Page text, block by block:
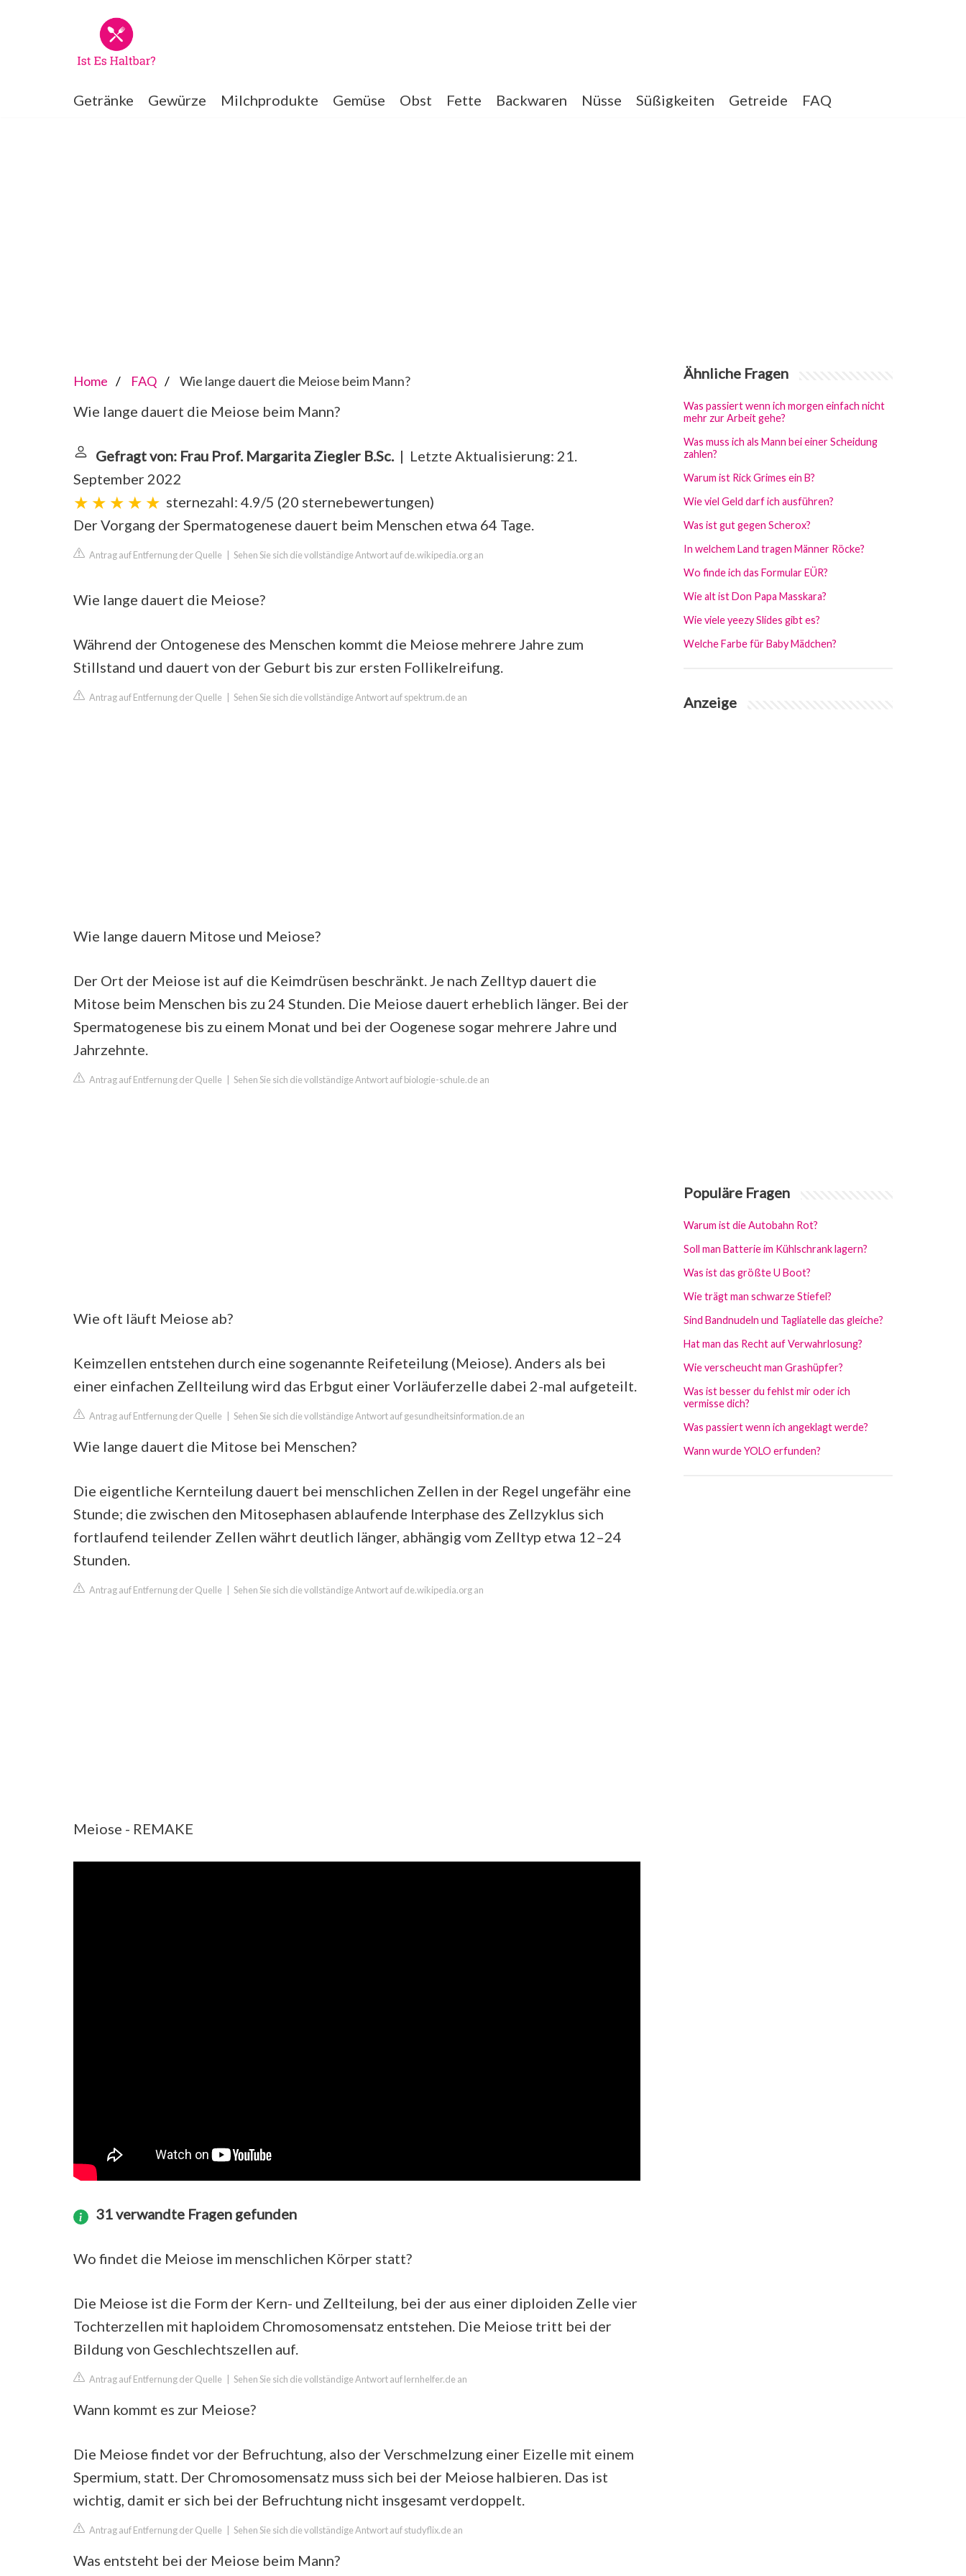
Getränke Gewürze Milchprodukte Gemüse Obst Fette Backwaren Nüsse Süßigkeiten Getreide FAQ
Home FAQ Wie lange dauert die Meiose beim Mann?
Wie lange dauert die Meiose beim Mann?
Gefragt von: Frau Prof. Margarita Ziegler B.Sc.| Letzte Aktualisierung: 21.
September 2022
sternezahl: 4.9/5 (20 sternebewertungen)
Der Vorgang der Spermatogenese dauert beim Menschen etwa 64 Tage.
Antrag auf Entfernung der Quelle Sehen Sie sich die vollständige Antwort auf de.wikipedia.org an
Wie lange dauert die Meiose?
Während der Ontogenese des Menschen kommt die Meiose mehrere Jahre zum
Stillstand und dauert von der Geburt bis zur ersten Follikelreifung.
Antrag auf Entfernung der Quelle Sehen Sie sich die vollständige Antwort auf spektrum.de an
Wie lange dauern Mitose und Meiose?
Der Ort der Meiose ist auf die Keimdrüsen beschränkt. Je nach Zelltyp dauert die
Mitose beim Menschen bis zu 24 Stunden. Die Meiose dauert erheblich länger. Bei der
Spermatogenese bis zu einem Monat und bei der Oogenese sogar mehrere Jahre und
Jahrzehnte.
Antrag auf Entfernung der Quelle Sehen Sie sich die vollständige Antwort auf biologie-schule.de an
Wie oft läuft Meiose ab?
Keimzellen entstehen durch eine sogenannte Reifeteilung (Meiose). Anders als bei
einer einfachen Zellteilung wird das Erbgut einer Vorläuferzelle dabei 2-mal aufgeteilt.
Antrag auf Entfernung der Quelle Sehen Sie sich die vollständige Antwort auf gesundheitsinformation.de an
Wie lange dauert die Mitose bei Menschen?
Die eigentliche Kernteilung dauert bei menschlichen Zellen in der Regel ungefähr eine
Stunde; die zwischen den Mitosephasen ablaufende Interphase des Zellzyklus sich
fortlaufend teilender Zellen währt deutlich länger, abhängig vom Zelltyp etwa 12–24
Stunden.
Antrag auf Entfernung der Quelle Sehen Sie sich die vollständige Antwort auf de.wikipedia.org an
Meiose - REMAKE
31 verwandte Fragen gefunden
Wo findet die Meiose im menschlichen Körper statt?
Die Meiose ist die Form der Kern- und Zellteilung, bei der aus einer diploiden Zelle vier
Tochterzellen mit haploidem Chromosomensatz entstehen. Die Meiose tritt bei der
Bildung von Geschlechtszellen auf.
Antrag auf Entfernung der Quelle Sehen Sie sich die vollständige Antwort auf lernhelfer.de an
Wann kommt es zur Meiose?
Die Meiose findet vor der Befruchtung, also der Verschmelzung einer Eizelle mit einem
Spermium, statt. Der Chromosomensatz muss sich bei der Meiose halbieren. Das ist
wichtig, damit er sich bei der Befruchtung nicht insgesamt verdoppelt.
Antrag auf Entfernung der Quelle Sehen Sie sich die vollständige Antwort auf studyflix.de an
Was entsteht bei der Meiose beim Mann?
Ähnliche Fragen
Was passiert wenn ich morgen einfach nicht
mehr zur Arbeit gehe?
Was muss ich als Mann bei einer Scheidung
zahlen?
Warum ist Rick Grimes ein B?
Wie viel Geld darf ich ausführen?
Was ist gut gegen Scherox?
In welchem Land tragen Männer Röcke?
Wo finde ich das Formular EÜR?
Wie alt ist Don Papa Masskara?
Wie viele yeezy Slides gibt es?
Welche Farbe für Baby Mädchen?
Anzeige
Populäre Fragen
Warum ist die Autobahn Rot?
Soll man Batterie im Kühlschrank lagern?
Was ist das größte U Boot?
Wie trägt man schwarze Stiefel?
Sind Bandnudeln und Tagliatelle das gleiche?
Hat man das Recht auf Verwahrlosung?
Wie verscheucht man Grashüpfer?
Was ist besser du fehlst mir oder ich
vermisse dich?
Was passiert wenn ich angeklagt werde?
Wann wurde YOLO erfunden?